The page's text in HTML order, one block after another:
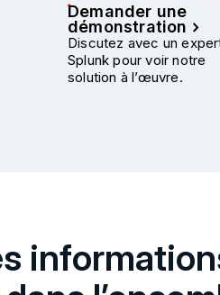
Demander une
démonstration
Discutez avec un
Splunk pour voir notre
solution à l’œuvre.